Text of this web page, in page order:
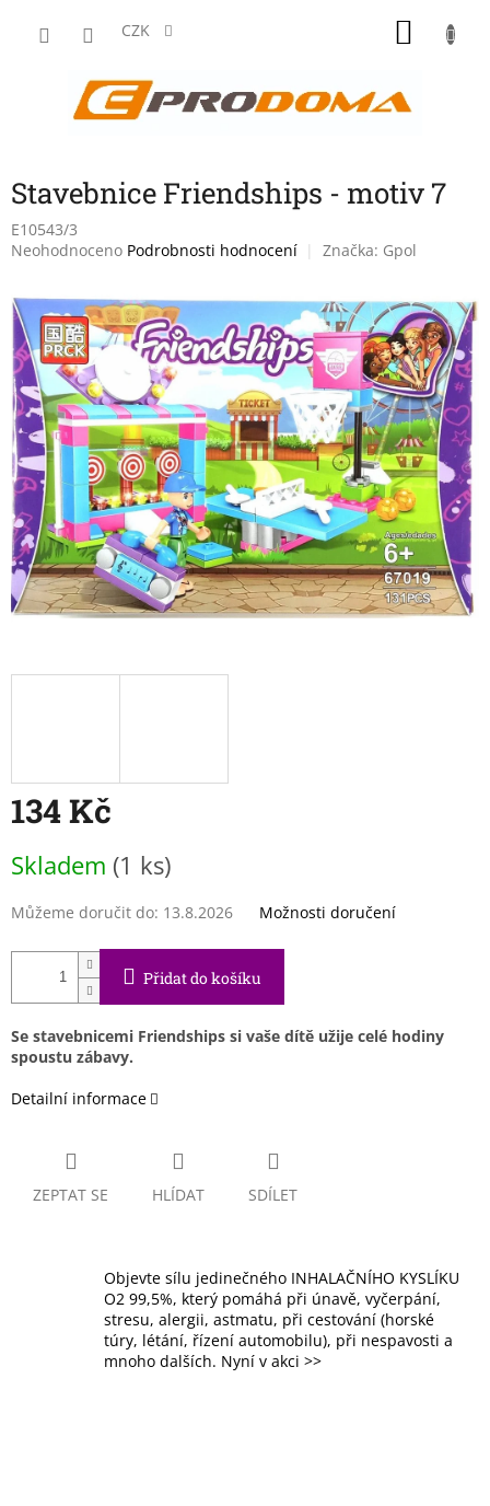
CZK
Stavebnice Friendships - motiv 7
E10543/3
Průměrné
je
0,0
z
5
hvězdiček.
Neohodnoceno Podrobnosti hodnocení Značka: Gpol
134 Kč
cena:
Skladem (1 ks)
Můžeme doručit do: 13.8.2026 Možnosti doručení
Přidat do košíku
Se stavebnicemi Friendships si vaše dítě užije celé hodiny
spoustu zábavy.
Detailní informace
ZEPTAT SE HLÍDAT SDÍLET
Objevte sílu jedinečného INHALAČNÍHO KYSLÍKU
O2 99,5%, který pomáhá při únavě, vyčerpání,
stresu, alergii, astmatu, při cestování (horské
túry, létání, řízení automobilu), při nespavosti a
mnoho dalších. Nyní v akci >>